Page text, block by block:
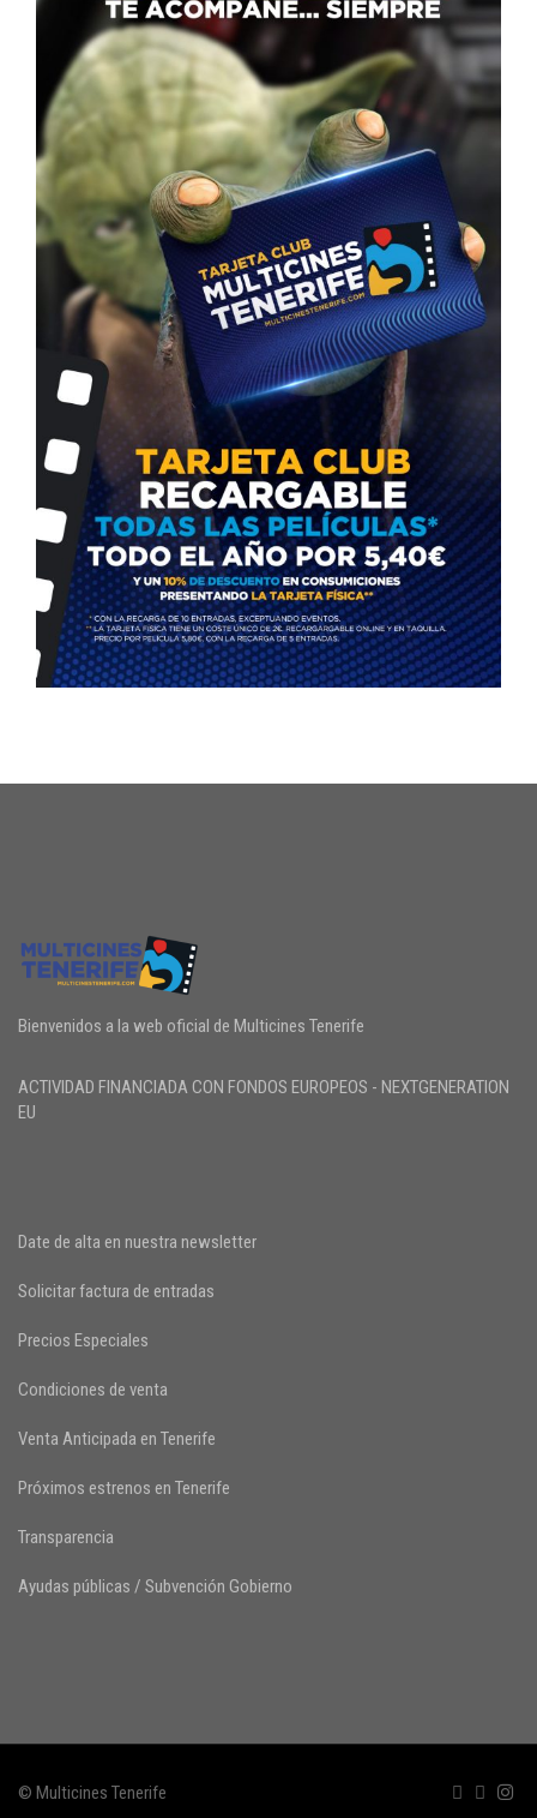
Bienvenidos a la web oficial de Multicines Tenerife
ACTIVIDAD FINANCIADA CON FONDOS EUROPEOS - NEXTGENERATION
EU
Date de alta en nuestra newsletter
Solicitar factura de entradas
Precios Especiales
Condiciones de venta
Venta Anticipada en Tenerife
Próximos estrenos en Tenerife
Transparencia
Ayudas públicas / Subvención Gobierno
© Multicines Tenerife